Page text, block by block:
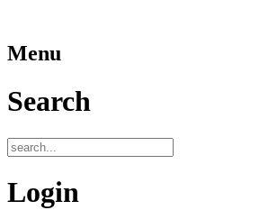
Menu
Search
Login